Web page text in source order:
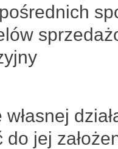
do jej